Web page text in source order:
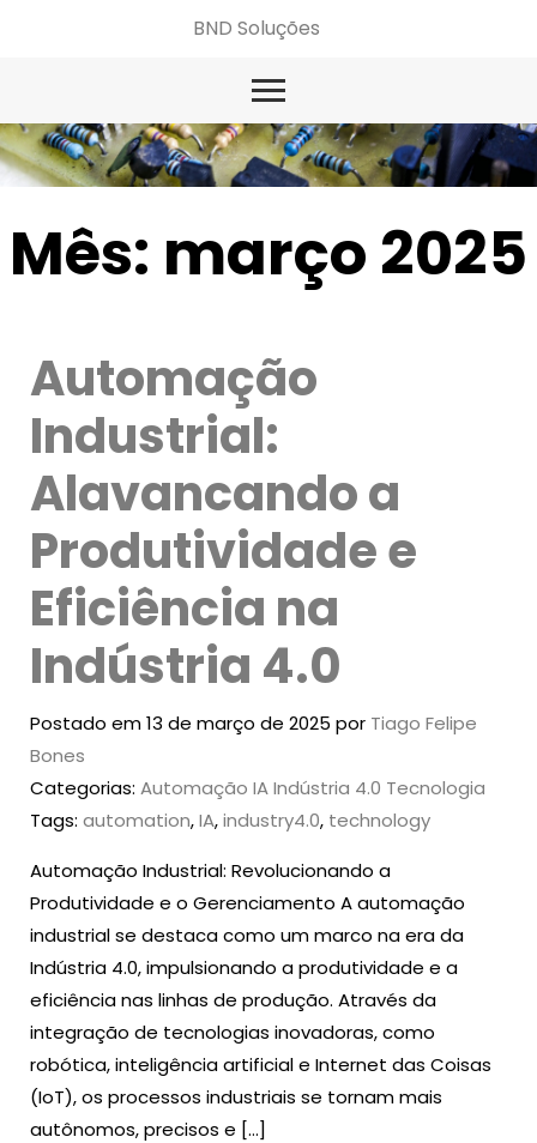
BND Soluções
Mês: março 2025
Automação
Industrial:
Alavancando a
Produtividade e
Eficiência na
Indústria 4.0
Postado em 13 de março de 2025 por Tiago Felipe
Bones
Categorias: Automação IAIndústria 4.0 Tecnologia
Tags: automation,IA,industry4.0, technology
Automação Industrial: Revolucionando a
Produtividade e o Gerenciamento A automação
industrial se destaca como um marco na era da
Indústria 4.0, impulsionando a produtividade e a
eficiência nas linhas de produção. Através da
integração de tecnologias inovadoras, como
robótica, inteligência artificial e Internet das Coisas
(IoT), os processos industriais se tornam mais
autônomos, precisos e […]